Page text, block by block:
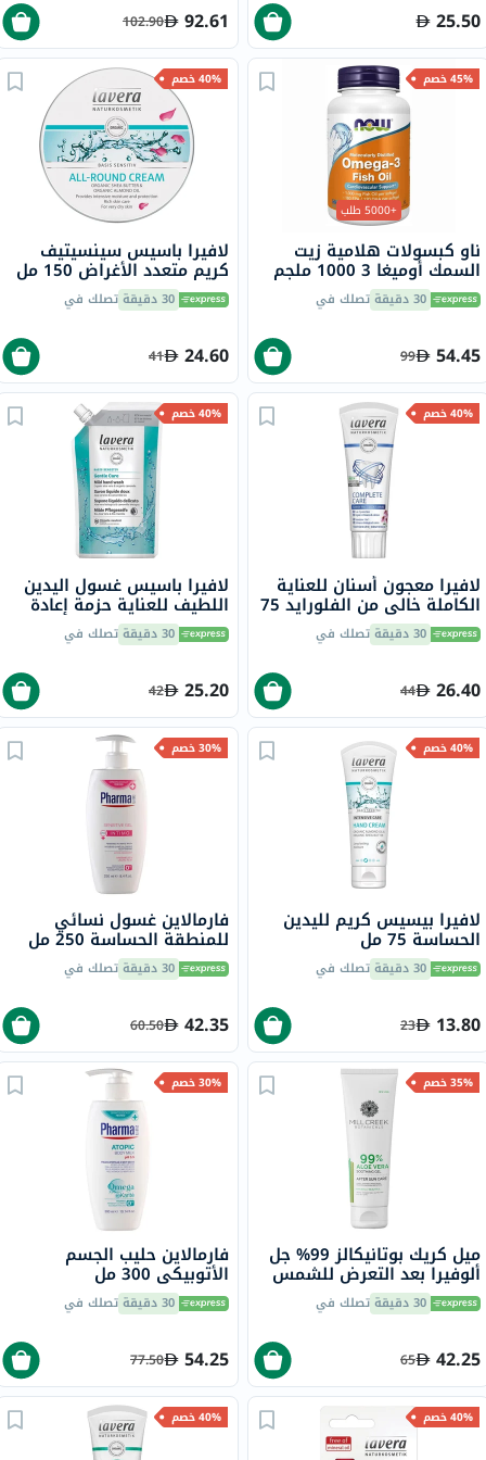
25.50
92.61
102.90
45% خصم
+5000 طلب
ناو كبسولات هلامية زيت
السمك أوميغا 3 1000 ملجم
180 EPA / 120 DHA حزمة من
100 30 دقيقة تصلك في
54.45
99
40% خصم
لافيرا باسيس سينسيتيف
كريم متعدد الأغراض 150 مل
30 دقيقة تصلك في
24.60
41
40% خصم
لافيرا معجون أسنان للعناية
الكاملة خالي من الفلورايد 75
مل 30 دقيقة تصلك في
26.40
44
40% خصم
لافيرا باسيس غسول اليدين
اللطيف للعناية حزمة إعادة
تعبئة 500 مل 30 دقيقة تصلك في
25.20
42
40% خصم
لافيرا بيسيس كريم لليدين
الحساسة 75 مل
30 دقيقة تصلك في
13.80
23
30% خصم
فارمالاين غسول نسائي
للمنطقة الحساسة 250 مل
30 دقيقة تصلك في
42.35
60.50
35% خصم
ميل كريك بوتانيكالز 99% جل
ألوفيرا بعد التعرض للشمس
236 مل 30 دقيقة تصلك في
42.25
65
30% خصم
فارمالاين حليب الجسم
الأتوبيكي 300 مل
30 دقيقة تصلك في
54.25
77.50
40% خصم 40% خصم